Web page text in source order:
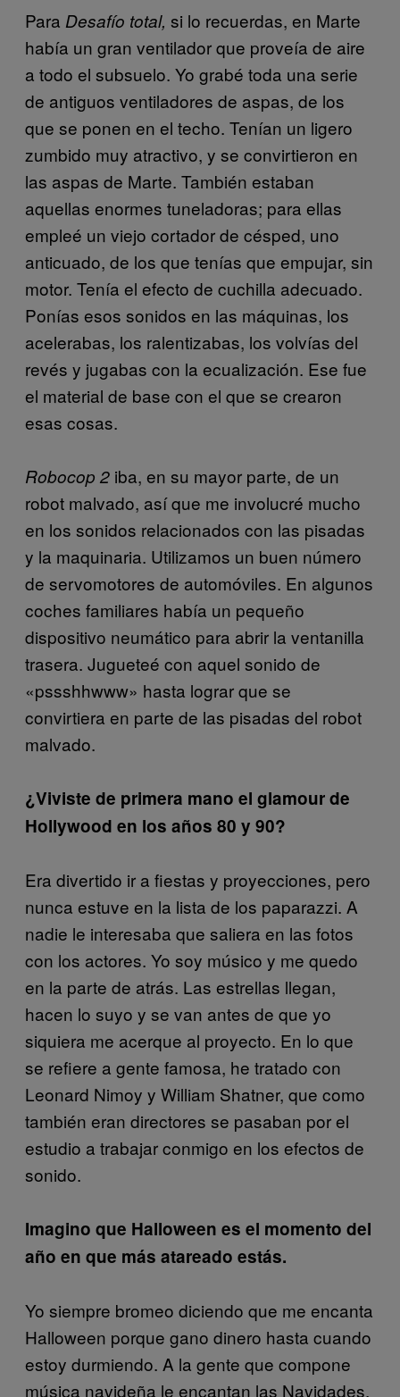
Para Desafío total, si lo recuerdas, en Marte
había un gran ventilador que proveía de aire
a todo el subsuelo. Yo grabé toda una serie
de antiguos ventiladores de aspas, de los
que se ponen en el techo. Tenían un ligero
zumbido muy atractivo, y se convirtieron en
las aspas de Marte. También estaban
aquellas enormes tuneladoras; para ellas
empleé un viejo cortador de césped, uno
anticuado, de los que tenías que empujar, sin
motor. Tenía el efecto de cuchilla adecuado.
Ponías esos sonidos en las máquinas, los
acelerabas, los ralentizabas, los volvías del
revés y jugabas con la ecualización. Ese fue
el material de base con el que se crearon
esas cosas.
Robocop 2 iba, en su mayor parte, de un
robot malvado, así que me involucré mucho
en los sonidos relacionados con las pisadas
y la maquinaria. Utilizamos un buen número
de servomotores de automóviles. En algunos
coches familiares había un pequeño
dispositivo neumático para abrir la ventanilla
trasera. Jugueteé con aquel sonido de
«pssshhwww» hasta lograr que se
convirtiera en parte de las pisadas del robot
malvado.
¿Viviste de primera mano el glamour de
Hollywood en los años 80 y 90?
Era divertido ir a fiestas y proyecciones, pero
nunca estuve en la lista de los paparazzi. A
nadie le interesaba que saliera en las fotos
con los actores. Yo soy músico y me quedo
en la parte de atrás. Las estrellas llegan,
hacen lo suyo y se van antes de que yo
siquiera me acerque al proyecto. En lo que
se refiere a gente famosa, he tratado con
Leonard Nimoy y William Shatner, que como
también eran directores se pasaban por el
estudio a trabajar conmigo en los efectos de
sonido.
Imagino que Halloween es el momento del
año en que más atareado estás.
Yo siempre bromeo diciendo que me encanta
Halloween porque gano dinero hasta cuando
estoy durmiendo. A la gente que compone
música navideña le encantan las Navidades,